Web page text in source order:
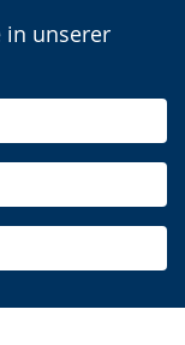
in unserer